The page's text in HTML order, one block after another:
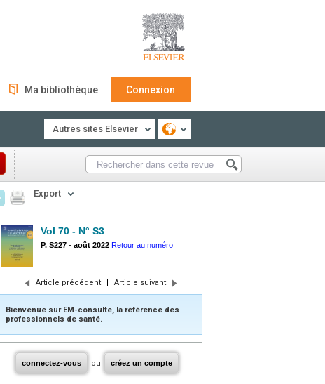
Ma bibliothèque Connexion
Autres sites Elsevier
Export
Vol 70 - N° S3
P. S227 - août 2022 Retour au numéro
Article précédent | Article suivant
Bienvenue sur EM-consulte, la référence des
professionnels de santé.
connectez-vous ou créez un compte